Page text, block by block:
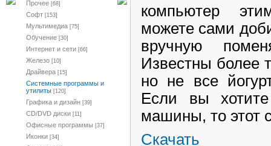
Прочее [68]
Софт [153]
Мультимедиа [75]
Обучение [30]
Интернет и сети [66]
Железо [10]
Драйвера [15]
Системные программы и
утилиты [120]
Графика и дизайн [39]
CD/DVD диски [11]
Офисные программы [37]
Иконки [34]
компьютер
можете сами
вручную
Известны более
но не все
Если вы
машины, то этот
Скачать